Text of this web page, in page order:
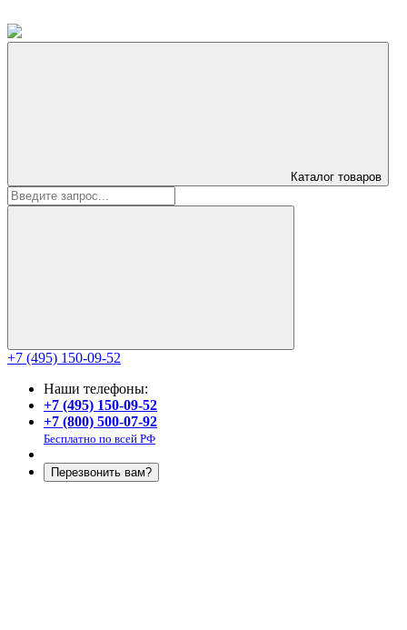
Каталог товаров
+7 (495) 150-09-52
Наши телефоны:
+7 (495) 150-09-52
+7 (800) 500-07-92
Бесплатно по всей РФ
Перезвонить вам?